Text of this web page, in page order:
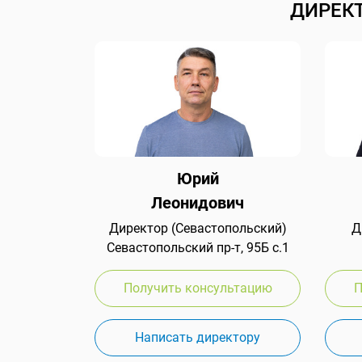
Юрий
Леонидович
Директор (Севастопольский)
Севастопольский пр-т, 95Б с.1
Получить консультацию
Написать директору